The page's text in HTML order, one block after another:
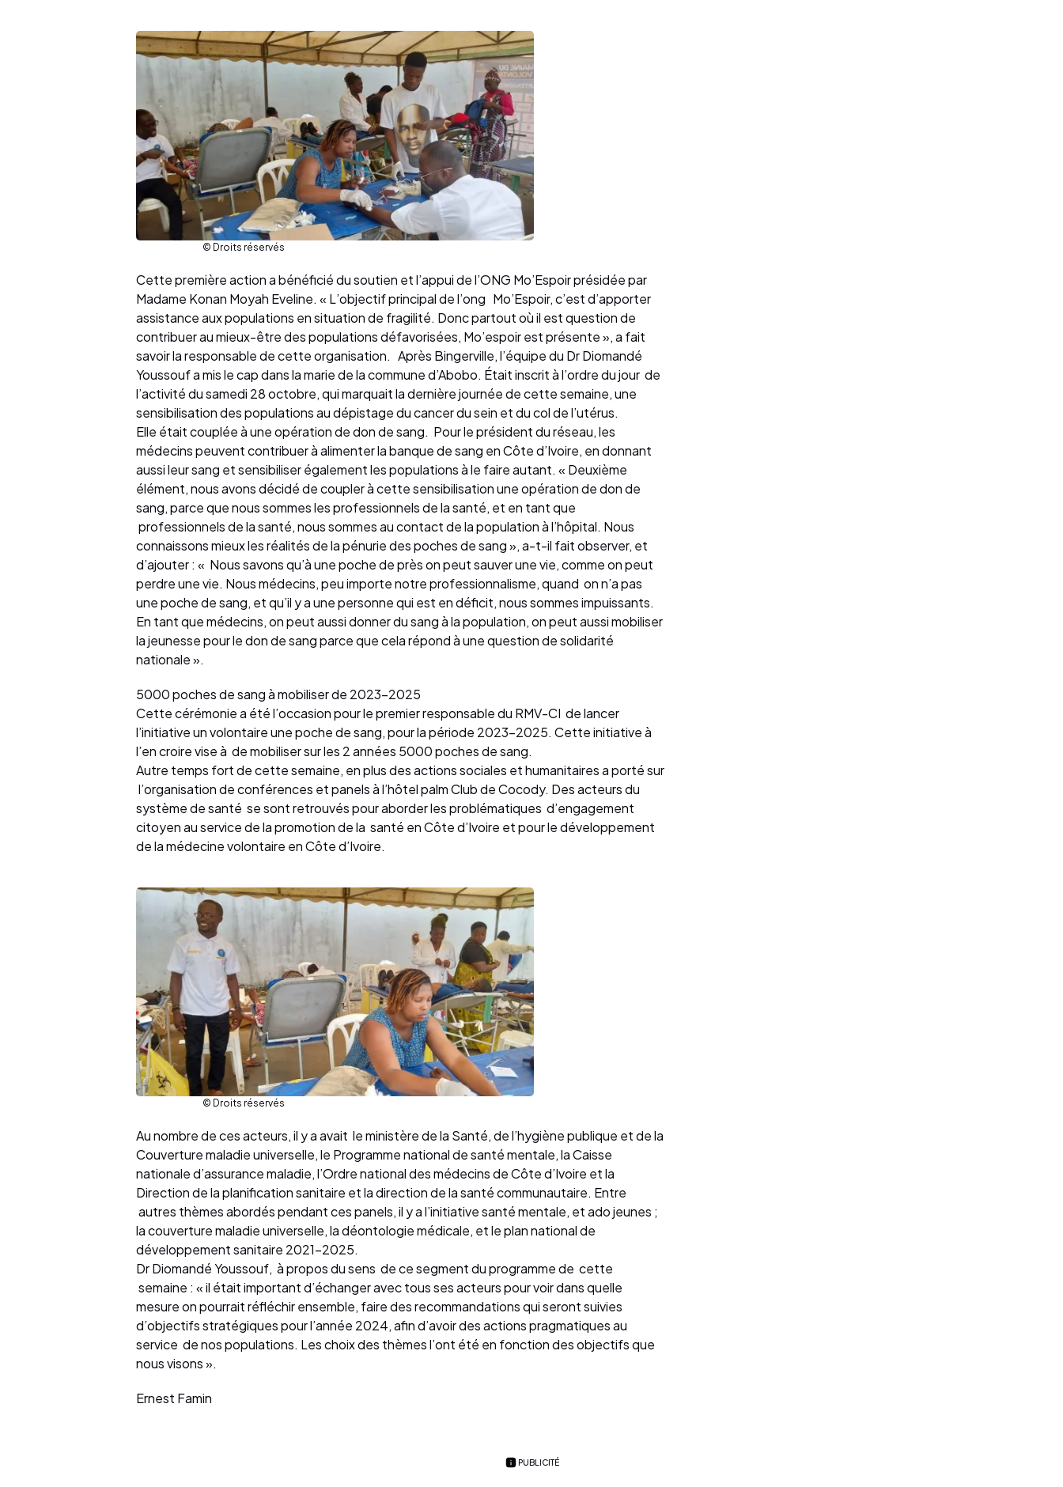
© Droits réservés
Cette première action a bénéficié du soutien et l’appui de l’ONG Mo’Espoir présidée par
Madame Konan Moyah Eveline. « L’objectif principal de l’ong Mo’Espoir, c’est d’apporter
assistance aux populations en situation de fragilité. Donc partout où il est question de
contribuer au mieux-être des populations défavorisées, Mo’espoir est présente », a fait
savoir la responsable de cette organisation. Après Bingerville, l’équipe du Dr Diomandé
Youssouf a mis le cap dans la marie de la commune d’Abobo. Était inscrit à l’ordre du jour de
l’activité du samedi 28 octobre, qui marquait la dernière journée de cette semaine, une
sensibilisation des populations au dépistage du cancer du sein et du col de l’utérus.
Elle était couplée à une opération de don de sang. Pour le président du réseau, les
médecins peuvent contribuer à alimenter la banque de sang en Côte d’Ivoire, en donnant
aussi leur sang et sensibiliser également les populations à le faire autant. « Deuxième
élément, nous avons décidé de coupler à cette sensibilisation une opération de don de
sang, parce que nous sommes les professionnels de la santé, et en tant que
professionnels de la santé, nous sommes au contact de la population à l’hôpital. Nous
connaissons mieux les réalités de la pénurie des poches de sang », a-t-il fait observer, et
d’ajouter : « Nous savons qu’à une poche de près on peut sauver une vie, comme on peut
perdre une vie. Nous médecins, peu importe notre professionnalisme, quand on n’a pas
une poche de sang, et qu’il y a une personne qui est en déficit, nous sommes impuissants.
En tant que médecins, on peut aussi donner du sang à la population, on peut aussi mobiliser
la jeunesse pour le don de sang parce que cela répond à une question de solidarité
nationale ».
5000 poches de sang à mobiliser de 2023-2025
Cette cérémonie a été l’occasion pour le premier responsable du RMV-CI de lancer
l’initiative un volontaire une poche de sang, pour la période 2023-2025. Cette initiative à
l’en croire vise à de mobiliser sur les 2 années 5000 poches de sang.
Autre temps fort de cette semaine, en plus des actions sociales et humanitaires a porté sur
l’organisation de conférences et panels à l’hôtel palm Club de Cocody. Des acteurs du
système de santé se sont retrouvés pour aborder les problématiques d’engagement
citoyen au service de la promotion de la santé en Côte d’Ivoire et pour le développement
de la médecine volontaire en Côte d’Ivoire.
© Droits réservés
Au nombre de ces acteurs, il y a avait le ministère de la Santé, de l’hygiène publique et de la
Couverture maladie universelle, le Programme national de santé mentale, la Caisse
nationale d’assurance maladie, l’Ordre national des médecins de Côte d’Ivoire et la
Direction de la planification sanitaire et la direction de la santé communautaire. Entre
autres thèmes abordés pendant ces panels, il y a l’initiative santé mentale, et ado jeunes ;
la couverture maladie universelle, la déontologie médicale, et le plan national de
développement sanitaire 2021-2025.
Dr Diomandé Youssouf, à propos du sens de ce segment du programme de cette
semaine : « il était important d’échanger avec tous ses acteurs pour voir dans quelle
mesure on pourrait réfléchir ensemble, faire des recommandations qui seront suivies
d’objectifs stratégiques pour l’année 2024, afin d’avoir des actions pragmatiques au
service de nos populations. Les choix des thèmes l’ont été en fonction des objectifs que
nous visons ».
Ernest Famin
PUBLICITÉ